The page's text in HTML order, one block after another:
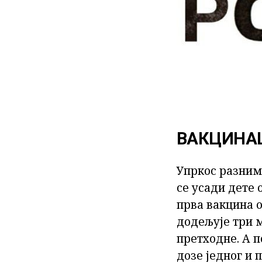
Упркос
се усади дете
прва вакцина
додељује три
претходне. А
дозе једног и